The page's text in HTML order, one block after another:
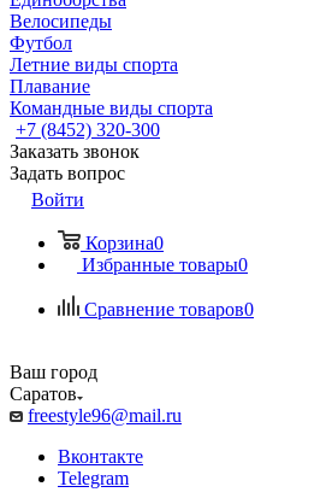
Велосипеды
Футбол
Летние виды спорта
Плавание
Командные виды спорта
+7 (8452) 320-300
Заказать звонок
Задать вопрос
Войти
Корзина0
Избранные товары0
Сравнение товаров0
Ваш город
Саратов
freestyle96@mail.ru
Вконтакте
Telegram